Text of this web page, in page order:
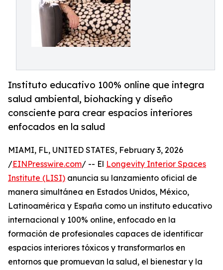
Instituto educativo 100% online que integra
salud ambiental, biohacking y diseño
consciente para crear espacios interiores
enfocados en la salud
MIAMI, FL, UNITED STATES, February 3, 2026
/EINPresswire.com/ -- El Longevity Interior Spaces
Institute (LISI) anuncia su lanzamiento oficial de
manera simultánea en Estados Unidos, México,
Latinoamérica y España como un instituto educativo
internacional y 100% online, enfocado en la
formación de profesionales capaces de identificar
espacios interiores tóxicos y transformarlos en
entornos que promuevan la salud, el bienestar y la